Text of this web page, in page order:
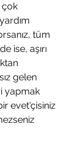
çok
tüm
ise, aşırı
gelen
yapmak
evet'çisiniz